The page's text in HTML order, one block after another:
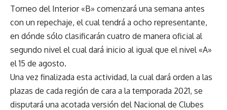
Torneo del Interior «B» comenzará una semana antes
con un repechaje, el cual tendrá a ocho representante,
en dónde sólo clasificarán cuatro de manera oficial al
segundo nivel el cual dará inicio al igual que el nivel «A»
el 15 de agosto.
Una vez finalizada esta actividad, la cual dará orden a las
plazas de cada región de cara a la temporada 2021, se
disputará una acotada versión del Nacional de Clubes